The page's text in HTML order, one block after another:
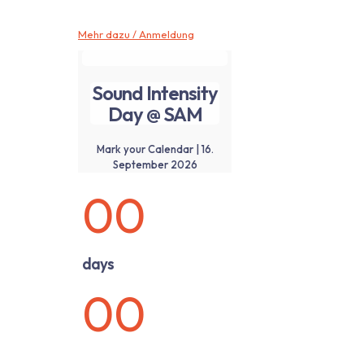
Mehr dazu / Anmeldung
Sound Intensity
Day @ SAM
Mark your Calendar | 16.
September 2026
00
days
00